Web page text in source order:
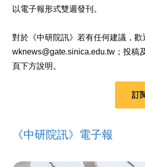
以電子報形式雙週發刊。
對於《中研院訊》若有任何建議，歡
wknews@gate.sinica.edu.tw；投稿
頁下方說明。
訂
《中研院訊》電子報